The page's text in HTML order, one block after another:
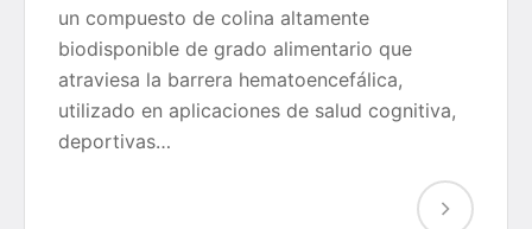
un compuesto de colina altamente
biodisponible de grado alimentario que
atraviesa la barrera hematoencefálica,
utilizado en aplicaciones de salud cognitiva,
deportivas…